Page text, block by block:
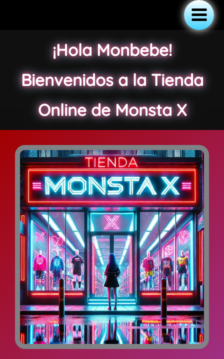
Main
¡Hola Monbebe!
Bienvenidos a la Tienda
Online de Monsta X